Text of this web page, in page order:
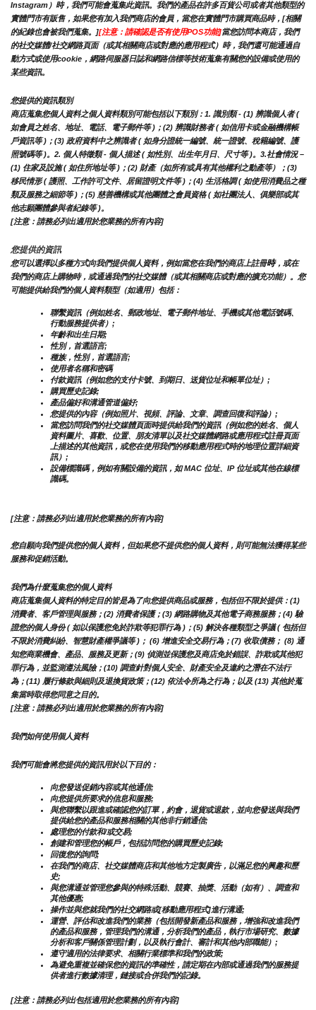
Instagram）時，我們可能會蒐集此資訊。我們的產品在許多百貨公司或者其他類型的
實體門市有販售，如果您有加入我們商店的會員，當您在實體門市購買商品時，[相關
的紀錄也會被我們蒐集。][注意：請確認是否有使用POS功能]當您訪問本商店，我們
的社交媒體/社交網路頁面（或其相關商店或對應的應用程式）時，我們還可能通過自
動方式或使用cookie，網路伺服器日誌和網路信標等技術蒐集有關您的設備或使用的
某些資訊。
您提供的資訊類別
商店蒐集您個人資料之個人資料類別可能包括以下類別：1. 識別類 - (1) 辨識個人者 (
如會員之姓名、地址、電話、電子郵件等 )；(2) 辨識財務者 ( 如信用卡或金融機構帳
戶資訊等 )；(3) 政府資料中之辨識者 ( 如身分證統一編號、統一證號、稅籍編號、護
照號碼等 )。2. 個人特徵類 - 個人描述 ( 如性別、出生年月日、尺寸等 )。3.社會情況 –
(1) 住家及設施 ( 如住所地址等 )；(2) 財產（如所有或具有其他權利之動產等）；(3)
移民情形 ( 護照、工作許可文件、居留證明文件等 )；(4) 生活格調 ( 如使用消費品之種
類及服務之細節等 )；(5) 慈善機構或其他團體之會員資格 ( 如社團法人、俱樂部或其
他志願團體參與者紀錄等 )。
[注意：請務必列出適用於您業務的所有內容]
您提供的資訊
您可以選擇以多種方式向我們提供個人資料，例如當您在我們的商店上註冊時，或在
我們的商店上購物時，或通過我們的社交媒體（或其相關商店或對應的擴充功能）。您
可能提供給我們的個人資料類型（如適用）包括：
聯繫資訊（例如姓名、郵政地址、電子郵件地址、手機或其他電話號碼、
行動服務提供者）;
年齡和出生日期;
性別，首選語言;
種族，性別，首選語言;
使用者名稱和密碼
付款資訊（例如您的支付卡號、到期日、送貨位址和帳單位址）;
購買歷史記錄;
產品偏好和溝通管道偏好;
您提供的內容（例如照片、視頻、評論、文章、調查回復和評論）;
當您訪問我們的社交媒體頁面時提供給我們的資訊（例如您的姓名、個人
資料圖片、喜歡、位置、朋友清單以及社交媒體網路或應用程式註冊頁面
上描述的其他資訊，或您在使用我們的移動應用程式時的地理位置詳細資
訊）;
設備標識碼，例如有關設備的資訊，如 MAC 位址、IP 位址或其他在線標
識碼。
[注意：請務必列出適用於您業務的所有內容]
您自願向我們提供您的個人資料，但如果您不提供您的個人資料，則可能無法獲得某些
服務和促銷活動。
我們為什麼蒐集您的個人資料
商店蒐集個人資料的特定目的皆是為了向您提供商品或服務，包括但不限於提供：(1)
消費者、客戶管理與服務；(2) 消費者保護；(3) 網路購物及其他電子商務服務；(4) 驗
證您的個人身份 ( 如以保護您免於詐欺等犯罪行為 )；(5) 解決各種類型之爭議 ( 包括但
不限於消費糾紛、智慧財產權爭議等 )； (6) 增進安全交易行為；(7) 收取債務； (8) 通
知您商業機會、產品、服務及更新；(9) 偵測並保護您及商店免於錯誤、詐欺或其他犯
罪行為，並監測遵法風險；(10) 調查針對個人安全、財產安全及違約之潛在不法行
為；(11) 履行條款與細則及退換貨政策；(12) 依法令所為之行為；以及 (13) 其他於蒐
集當時取得您同意之目的。
[注意：請務必列出適用於您業務的所有內容]
我們如何使用個人資料
我們可能會將您提供的資訊用於以下目的：
向您發送促銷內容或其他通信;
向您提供所要求的信息和服務;
與您聯繫以跟進或確認您的訂單，約會，退貨或退款，並向您發送與我們
提供給您的產品和服務相關的其他非行銷通信;
處理您的付款和/或交易;
創建和管理您的帳戶，包括訪問您的購買歷史記錄;
回復您的詢問;
在我們的商店、社交媒體商店和其他地方定製廣告，以滿足您的興趣和歷
史;
與您溝通並管理您參與的特殊活動、競賽、抽獎、活動（如有）、調查和
其他優惠;
操作並與您就我們的社交網路或[移動應用程式]進行溝通;
運營、評估和改進我們的業務（包括開發新產品和服務，增強和改進我們
的產品和服務，管理我們的溝通，分析我們的產品，執行市場研究、數據
分析和客戶關係管理計劃，以及執行會計、審計和其他內部職能）;
遵守適用的法律要求、相關行業標準和我們的政策;
為避免重複並確保您的資訊的準確性，請定期在內部或通過我們的服務提
供者進行數據清理，鏈接或合併我們的記錄。
[注意：請務必列出包括適用於您業務的所有內容]